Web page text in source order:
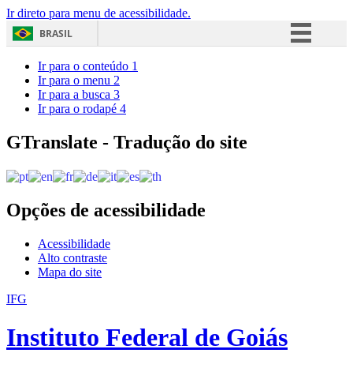
Ir direto para menu de acessibilidade.
BRASIL
Acesso à informação
Ir para o conteúdo 1
Ir para o menu 2
Ir para a busca 3
Ir para o rodapé 4
GTranslate - Tradução do site
Opções de acessibilidade
Acessibilidade
Alto contraste
Mapa do site
IFG
Instituto Federal de Goiás